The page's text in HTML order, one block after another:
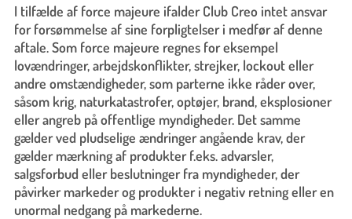
I tilfælde af force majeure ifalder Club Creo intet ansvar
for forsømmelse af sine forpligtelser i medfør af denne
aftale. Som force majeure regnes for eksempel
lovændringer, arbejdskonflikter, strejker, lockout eller
andre omstændigheder, som parterne ikke råder over,
såsom krig, naturkatastrofer, optøjer, brand, eksplosioner
eller angreb på offentlige myndigheder. Det samme
gælder ved pludselige ændringer angående krav, der
gælder mærkning af produkter f.eks. advarsler,
salgsforbud eller beslutninger fra myndigheder, der
påvirker markeder og produkter i negativ retning eller en
unormal nedgang på markederne.